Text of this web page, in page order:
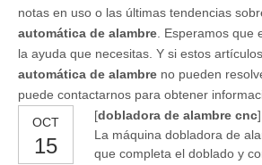
notas en uso o las últimas tendencias
automática de alambre . Esperamos que
la ayuda que necesitas. Y si estos
automática de alambre no pueden
puede contactarnos para obtener
OCT
15
[dobladora de alambre cnc]
La máquina dobladora de
que completa el doblado y